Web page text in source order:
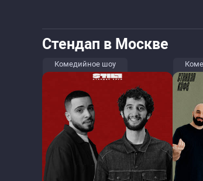
Стендап в Москве
Комедийное шоу